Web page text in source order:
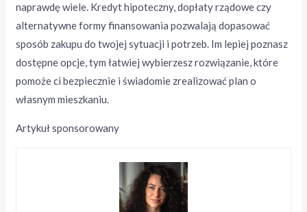
naprawdę wiele. Kredyt hipoteczny, dopłaty rządowe czy
alternatywne formy finansowania pozwalają dopasować
sposób zakupu do twojej sytuacji i potrzeb. Im lepiej poznasz
dostępne opcje, tym łatwiej wybierzesz rozwiązanie, które
pomoże ci bezpiecznie i świadomie zrealizować plan o
własnym mieszkaniu.
Artykuł sponsorowany